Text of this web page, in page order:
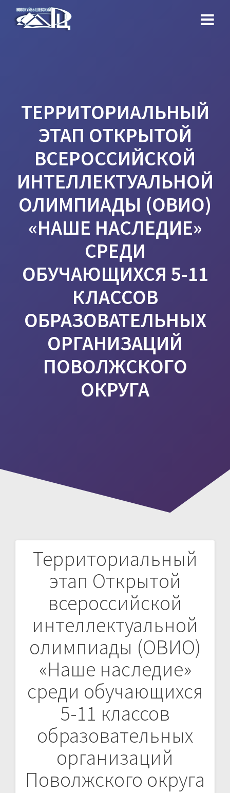
ТЕРРИТОРИАЛЬНЫЙ
ЭТАП ОТКРЫТОЙ
ВСЕРОССИЙСКОЙ
ИНТЕЛЛЕКТУАЛЬНОЙ
ОЛИМПИАДЫ (ОВИО)
«НАШЕ НАСЛЕДИЕ»
СРЕДИ
ОБУЧАЮЩИХСЯ 5-11
КЛАССОВ
ОБРАЗОВАТЕЛЬНЫХ
ОРГАНИЗАЦИЙ
ПОВОЛЖСКОГО
ОКРУГА
Территориальный
этап Открытой
всероссийской
интеллектуальной
олимпиады (ОВИО)
«Наше наследие»
среди обучающихся
5-11 классов
образовательных
организаций
Поволжского округа
Навигация
записям